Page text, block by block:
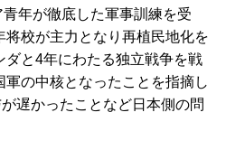
年が徹底した軍事訓練を受
校が主力となり再植民地化を
ダと4年にわたる独立戦争を戦
の中核となったことを指摘し
遅かったことなど日本側の問